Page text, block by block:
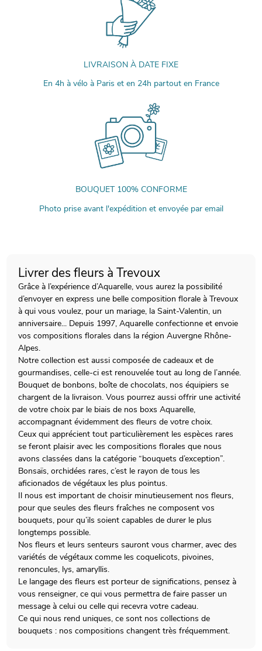
LIVRAISON À DATE FIXE
En 4h à vélo à Paris et en 24h partout en France
BOUQUET 100% CONFORME
Photo prise avant l'expédition et envoyée par email
Livrer des fleurs à Trevoux
Grâce à l’expérience d’Aquarelle, vous aurez la possibilité
d’envoyer en express une belle composition florale à Trevoux
à qui vous voulez, pour un mariage, la Saint-Valentin, un
anniversaire... Depuis 1997, Aquarelle confectionne et envoie
vos compositions florales dans la région Auvergne Rhône-
Alpes.
Notre collection est aussi composée de cadeaux et de
gourmandises, celle-ci est renouvelée tout au long de l’année.
Bouquet de bonbons, boîte de chocolats, nos équipiers se
chargent de la livraison. Vous pourrez aussi offrir une activité
de votre choix par le biais de nos boxs Aquarelle,
accompagnant évidemment des fleurs de votre choix.
Ceux qui apprécient tout particulièrement les espèces rares
se feront plaisir avec les compositions florales que nous
avons classées dans la catégorie “bouquets d’exception”.
Bonsaïs, orchidées rares, c’est le rayon de tous les
aficionados de végétaux les plus pointus.
Il nous est important de choisir minutieusement nos fleurs,
pour que seules des fleurs fraîches ne composent vos
bouquets, pour qu’ils soient capables de durer le plus
longtemps possible.
Nos fleurs et leurs senteurs sauront vous charmer, avec des
variétés de végétaux comme les coquelicots, pivoines,
renoncules, lys, amaryllis.
Le langage des fleurs est porteur de significations, pensez à
vous renseigner, ce qui vous permettra de faire passer un
message à celui ou celle qui recevra votre cadeau.
Ce qui nous rend uniques, ce sont nos collections de
bouquets : nos compositions changent très fréquemment.